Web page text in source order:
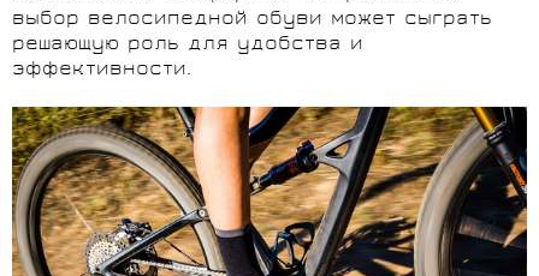
выбор велосипедной обуви может сыграть
решающую роль для удобства и
эффективности.